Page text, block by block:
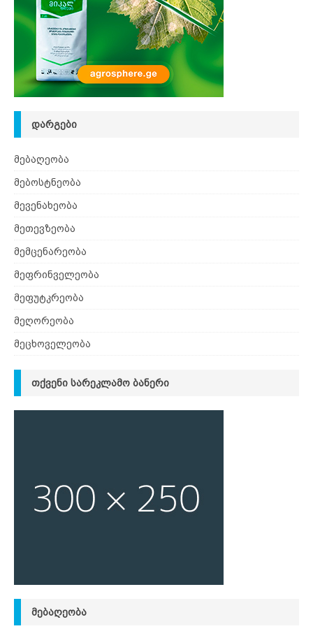
ᲓᲐᲠᲒᲔᲑᲘ
მებაღეობა
მებოსტნეობა
მევენახეობა
მეთევზეობა
მემცენარეობა
მეფრინველეობა
მეფუტკრეობა
მეღორეობა
მეცხოველეობა
ᲗᲥᲕᲔᲜᲘ ᲡᲐᲠᲔᲙᲚᲐᲛᲝ ᲑᲐᲜᲔᲠᲘ
ᲛᲔᲑᲐᲦᲔᲝᲑᲐ